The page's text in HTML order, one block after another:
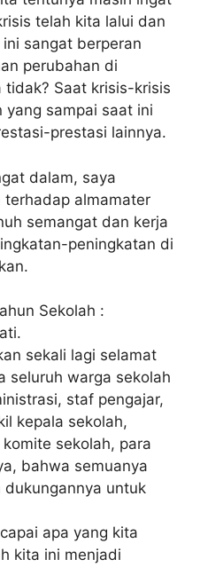
telah kita lalui dan
sangat berperan
perubahan di
tidak? Saat krisis-krisis
yang sampai saat ini
prestasi lainnya.
dalam, saya
terhadap almamater
semangat dan kerja
peningkatan di
Sekolah :
sekali lagi selamat
seluruh warga sekolah
staf pengajar,
kepala sekolah,
sekolah, para
bahwa semuanya
dukungannya untuk
apa yang kita
kita ini menjadi